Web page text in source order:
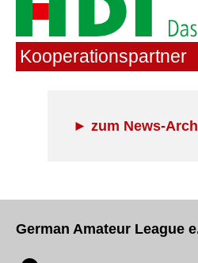
Kooperationspartner
► zum News-
German Amateur League